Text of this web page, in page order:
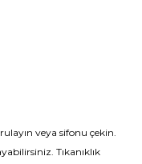
veya sifonu çekin.
Tıkanıklık